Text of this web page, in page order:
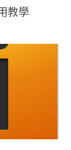
教學